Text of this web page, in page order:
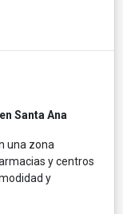
Santa Ana
una zona
y centros
y